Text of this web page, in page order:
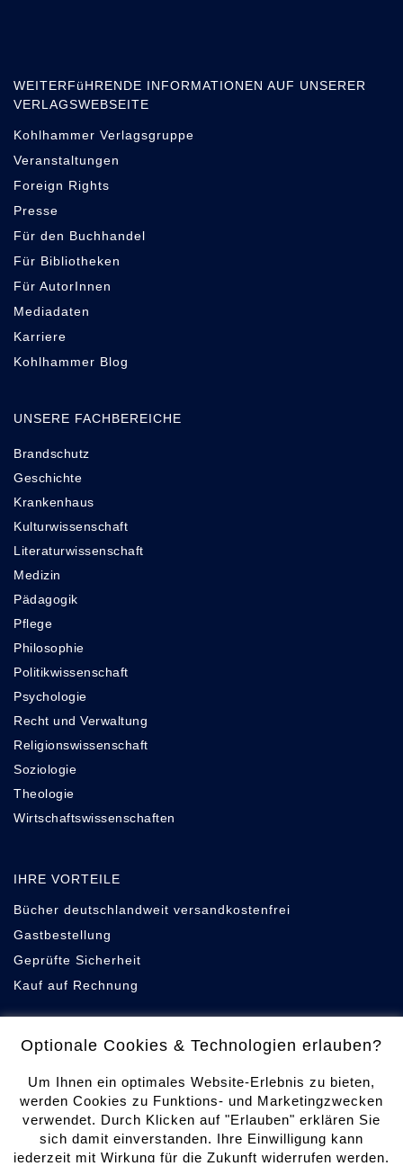
Optionale Cookies & Technologien erlauben?
Um Ihnen ein optimales Website-Erlebnis zu bieten,
werden Cookies zu Funktions- und Marketingzwecken
verwendet. Durch Klicken auf "Erlauben" erklären Sie
sich damit einverstanden. Ihre Einwilligung kann
jederzeit mit Wirkung für die Zukunft widerrufen werden.
WEITERFüHRENDE INFORMATIONEN AUF UNSERER
VERLAGSWEBSEITE
Kohlhammer Verlagsgruppe
Veranstaltungen
Foreign Rights
Presse
Für den Buchhandel
Für Bibliotheken
Für AutorInnen
Mediadaten
Karriere
Kohlhammer Blog
UNSERE FACHBEREICHE
Brandschutz
Geschichte
Krankenhaus
Kulturwissenschaft
Literaturwissenschaft
Medizin
Pädagogik
Pflege
Philosophie
Politikwissenschaft
Psychologie
Recht und Verwaltung
Religionswissenschaft
Soziologie
Theologie
Wirtschaftswissenschaften
IHRE VORTEILE
Bücher deutschlandweit versandkostenfrei
Gastbestellung
Geprüfte Sicherheit
Kauf auf Rechnung
Cookie-Einstellungen
Datenschutz